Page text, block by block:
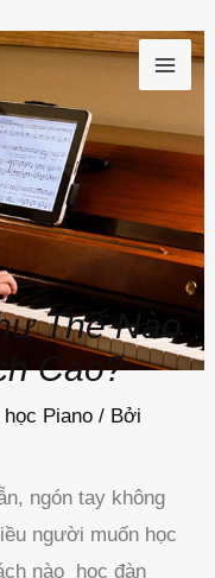
Thế Nào
Cao?
Piano / Bởi
ngón tay không
người muốn học
nào học đàn